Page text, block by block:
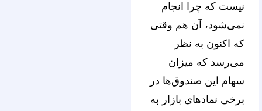
نیست که چرا انجام
نمی‌شود، آن هم وقتی
که اکنون به نظر
می‌رسد که میزان
سهام این صندوق‌ها در
برخی نمادهای بازار به